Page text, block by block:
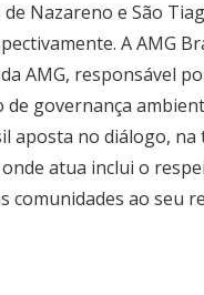
Nazareno e São
A AMG
AMG, responsável
de governança
aposta no diálogo,
atua inclui o
comunidades ao seu